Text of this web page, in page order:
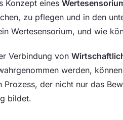
Konzept eines
zu pflegen und in den
Wertesensorium, und wie
Verbindung von
werden,
Prozess, der nicht nur das
bildet.